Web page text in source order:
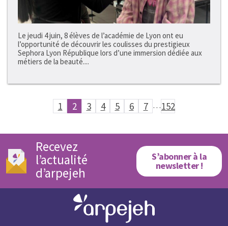
Le jeudi 4 juin, 8 élèves de l’académie de Lyon ont eu
l’opportunité de découvrir les coulisses du prestigieux
Sephora Lyon République lors d’une immersion dédiée aux
métiers de la beauté....
1 2 3 4 5 6 7 …152
Recevez
l’actualité
d’arpejeh
S’abonner à la
newsletter !